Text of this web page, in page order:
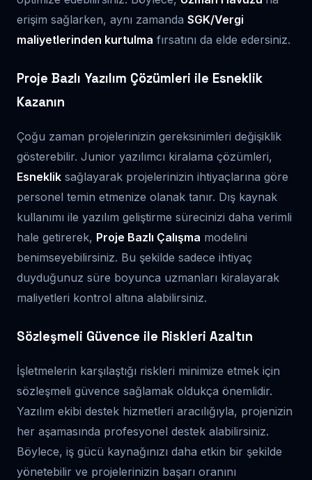
erişim sağlarken, aynı zamanda SGK/Vergi
maliyetlerinden kurtulma fırsatını da elde edersiniz.
Proje Bazlı Yazılım Çözümleri ile Esneklik
Kazanın
Çoğu zaman projelerinizin gereksinimleri değişiklik
gösterebilir. Junior yazılımcı kiralama çözümleri,
Esneklik sağlayarak projelerinizin ihtiyaçlarına göre
personel temin etmenize olanak tanır. Dış kaynak
kullanımı ile yazılım geliştirme sürecinizi daha verimli
hale getirerek, Proje Bazlı Çalışma modelini
benimseyebilirsiniz. Bu şekilde sadece ihtiyaç
duyduğunuz süre boyunca uzmanları kiralayarak
maliyetleri kontrol altına alabilirsiniz.
Sözleşmeli Güvence ile Riskleri Azaltın
İşletmelerin karşılaştığı riskleri minimize etmek için
sözleşmeli güvence sağlamak oldukça önemlidir.
Yazılım ekibi destek hizmetleri aracılığıyla, projenizin
her aşamasında profesyonel destek alabilirsiniz.
Böylece, iş gücü kaynağınızı daha etkin bir şekilde
yönetebilir ve projelerinizin başarı oranını